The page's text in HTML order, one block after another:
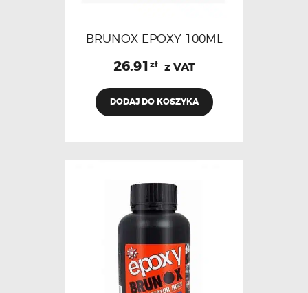
BRUNOX EPOXY 100ML
26.91zł z VAT
DODAJ DO KOSZYKA